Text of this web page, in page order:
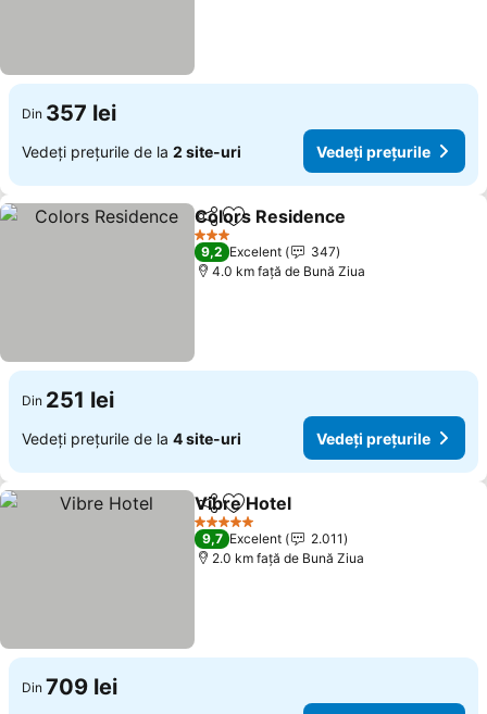
Din 357 lei
Vedeți prețurile de la 2 site-uri Vedeți prețurile
DistribuițiAdăugaţi la favorite
Colors Residence
3 Stele
9,2 Excelent
347
4.0 km faţă de Bună Ziua
Din 251 lei
Vedeți prețurile de la 4 site-uri Vedeți prețurile
DistribuițiAdăugaţi la favorite
Vibre Hotel
5 Stele
9,7 Excelent
2.011
2.0 km faţă de Bună Ziua
Din 709 lei